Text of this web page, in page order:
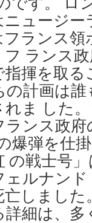
ュージ
ランス
ランス
揮を取
計画は
ま した
ンス政
爆弾を仕
の戦士号
ルナン
しました
細は、